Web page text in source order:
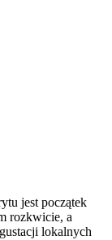
jest początek
rozkwicie, a
lokalnych